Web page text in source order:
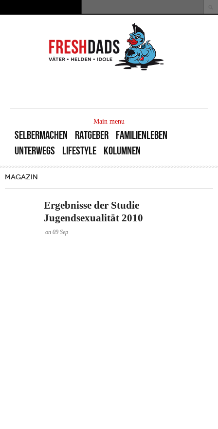
Suchformular
Main menu
SELBERMACHEN RATGEBER
FAMILIENLEBEN
UNTERWEGS
LIFESTYLE KOLUMNEN
MAGAZIN
Ergebnisse der Studie
Jugendsexualität 2010
on 09 Sep